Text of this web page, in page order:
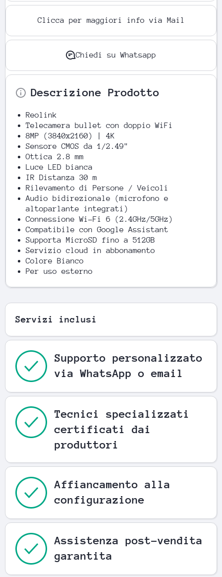
Clicca per maggiori info via Mail
Chiedi su Whatsapp
Descrizione Prodotto
Reolink
Telecamera bullet con doppio WiFi
8MP (3840x2160) | 4K
Sensore CMOS da 1/2.49"
Ottica 2.8 mm
Luce LED bianca
IR Distanza 30 m
Rilevamento di Persone / Veicoli
Audio bidirezionale (microfono e
altoparlante integrati)
Connessione Wi-Fi 6 (2.4GHz/5GHz)
Compatibile con Google Assistant
Supporta MicroSD fino a 512GB
Servizio cloud in abbonamento
Colore Bianco
Per uso esterno
Servizi inclusi
Supporto personalizzato
via WhatsApp o email
Tecnici specializzati
certificati dai
produttori
Affiancamento alla
configurazione
Assistenza post-vendita
garantita